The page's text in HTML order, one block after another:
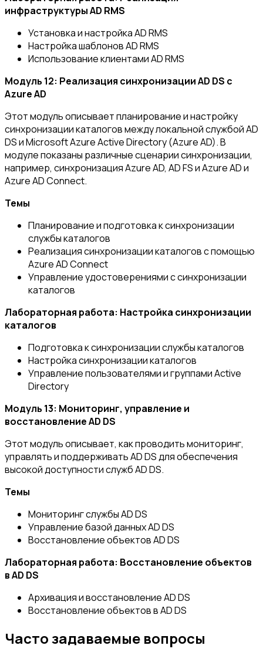
инфраструктуры AD RMS
Установка и настройка AD RMS
Настройка шаблонов AD RMS
Использование клиентами AD RMS
Модуль 12: Реализация синхронизации AD DS с
AzureAD
Этот модуль описывает планирование и настройку
синхронизации каталогов между локальной службой AD
DS и Microsoft Azure Active Directory (Azure AD). В
модуле показаны различные сценарии синхронизации,
например, синхронизация Azure AD, AD FS и Azure AD и
Azure AD Connect.
Темы
Планирование и подготовка к синхронизации
службы каталогов
Реализация синхронизации каталогов с помощью
Azure AD Connect
Управление удостоверениями с синхронизации
каталогов
Лабораторная работа: Настройка синхронизации
каталогов
Подготовка к синхронизации службы каталогов
Настройка синхронизации каталогов
Управление пользователями и группами Active
Directory
Модуль 13: Мониторинг, управление и
восстановление AD DS
Этот модуль описывает, как проводить мониторинг,
управлять и поддерживать AD DS для обеспечения
высокой доступности служб AD DS.
Темы
Мониторинг службы AD DS
Управление базой данных AD DS
Восстановление объектов AD DS
Лабораторная работа: Восстановление объектов
в AD DS
Архивация и восстановление AD DS
Восстановление объектов в AD DS
Часто задаваемые вопросы